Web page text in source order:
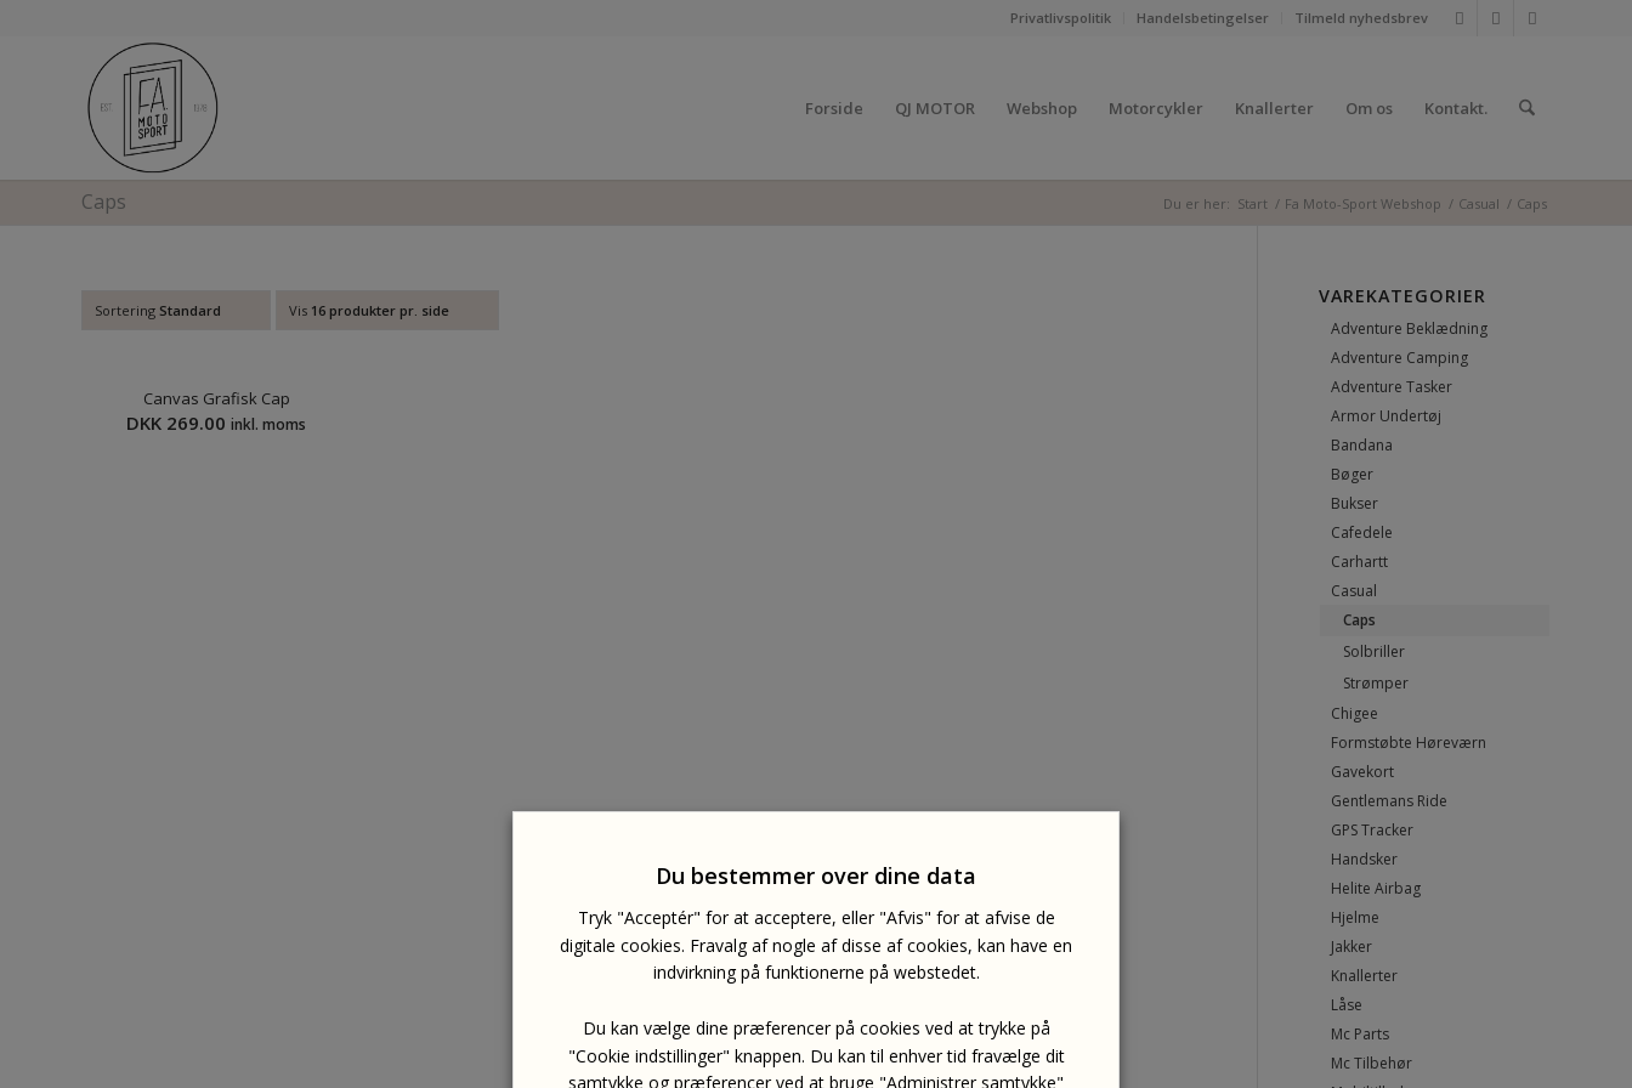
Privatlivspolitik Handelsbetingelser Tilmeld nyhedsbrev
Forside QJ MOTOR Webshop Motorcykler Knallerter Om os Kontakt.
Caps Du er her: Start / Fa Moto-Sport Webshop / Casual / Caps
Sortering Standard Vis 16 produkter pr. side
Canvas Grafisk Cap
DKK 269.00 inkl. moms
VAREKATEGORIER
Adventure Beklædning
Adventure Camping
Adventure Tasker
Armor Undertøj
Bandana
Bøger
Bukser
Cafedele
Carhartt
Casual
Caps
Solbriller
Strømper
Chigee
Formstøbte Høreværn
Gavekort
Gentlemans Ride
GPS Tracker
Handsker
Helite Airbag
Hjelme
Jakker
Knallerter
Låse
Mc Parts
Mc Tilbehør
Du bestemmer over dine data
Tryk "Acceptér" for at acceptere, eller "Afvis" for at afvise de
digitale cookies. Fravalg af nogle af disse af cookies, kan have en
indvirkning på funktionerne på webstedet.
Du kan vælge dine præferencer på cookies ved at trykke på
"Cookie indstillinger" knappen. Du kan til enhver tid fravælge dit
samtykke og præferencer ved at bruge "Administrer samtykke"